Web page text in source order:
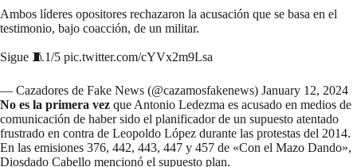
Ambos líderes opositores rechazaron la acusación que se basa en el
testimonio, bajo coacción, de un militar.
Sigue 🧵1/5 pic.twitter.com/cYVx2m9Lsa
— Cazadores de Fake News (@cazamosfakenews) January 12, 2024
No es la primera vez que Antonio Ledezma es acusado en medios de
comunicación de haber sido el planificador de un supuesto atentado
frustrado en contra de Leopoldo López durante las protestas del 2014.
En las emisiones 376, 442, 443, 447 y 457 de «Con el Mazo Dando»,
Diosdado Cabello mencionó el supuesto plan.